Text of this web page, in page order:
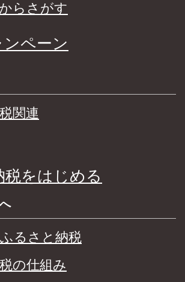
らさがす
ペーン
関連
をはじめる
るさと納税
の仕組み